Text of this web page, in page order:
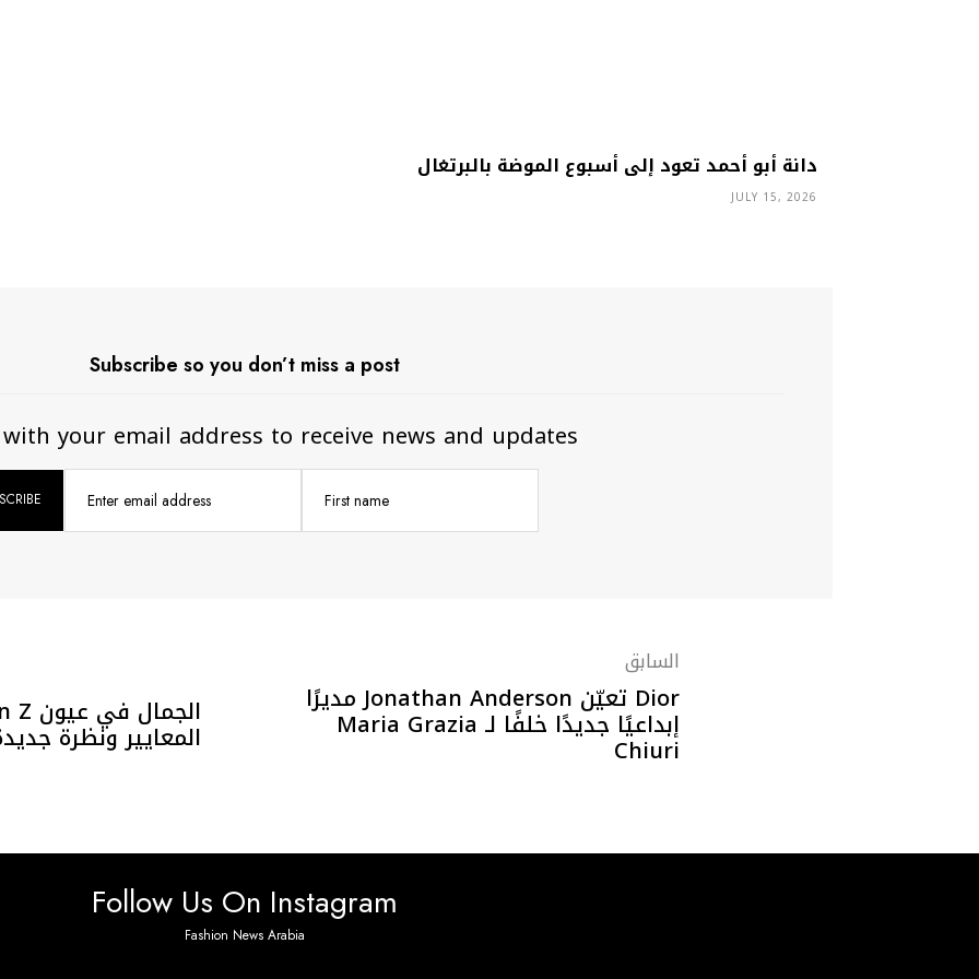
دانة أبو أحمد تعود إلى أسبوع الموضة بالبرتغال
JULY 15, 2026
Subscribe so you don’t miss a post
your email address to receive news and updates
First name
Enter email address
السابق
Dior تعيّن Jonathan Anderson مديرًا
إبداعيًا جديدًا خلفًا لـ Maria Grazia
Chiuri المعايير ونظرة
Follow Us On Instagram
Fashion News Arabia